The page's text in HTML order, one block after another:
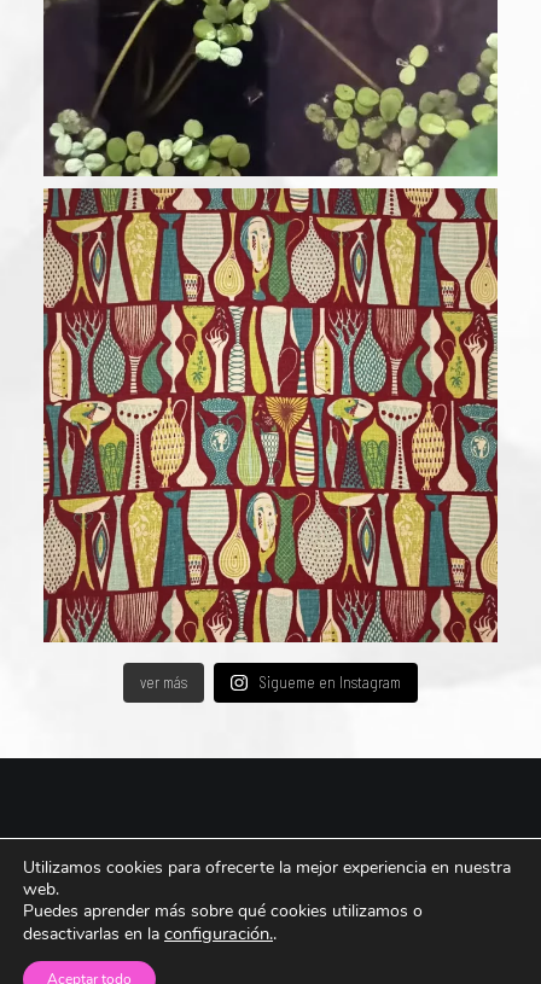
ver más Sigueme en Instagram
Privacidad ǀPolítica de cookies
Utilizamos cookies para ofrecerte la mejor experiencia en nuestra
web.
Puedes aprender más sobre qué cookies utilizamos o
desactivarlas en la configuración..
Aceptar todo